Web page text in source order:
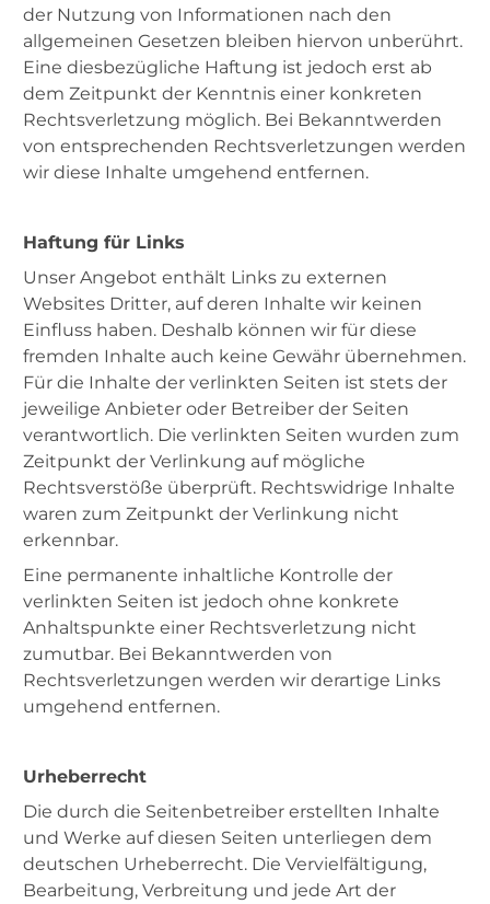
der Nutzung von Informationen nach den
allgemeinen Gesetzen bleiben hiervon unberührt.
Eine diesbezügliche Haftung ist jedoch erst ab
dem Zeitpunkt der Kenntnis einer konkreten
Rechtsverletzung möglich. Bei Bekanntwerden
von entsprechenden Rechtsverletzungen werden
wir diese Inhalte umgehend entfernen.
Haftung für Links
Unser Angebot enthält Links zu externen
Websites Dritter, auf deren Inhalte wir keinen
Einfluss haben. Deshalb können wir für diese
fremden Inhalte auch keine Gewähr übernehmen.
Für die Inhalte der verlinkten Seiten ist stets der
jeweilige Anbieter oder Betreiber der Seiten
verantwortlich. Die verlinkten Seiten wurden zum
Zeitpunkt der Verlinkung auf mögliche
Rechtsverstöße überprüft. Rechtswidrige Inhalte
waren zum Zeitpunkt der Verlinkung nicht
erkennbar.
Eine permanente inhaltliche Kontrolle der
verlinkten Seiten ist jedoch ohne konkrete
Anhaltspunkte einer Rechtsverletzung nicht
zumutbar. Bei Bekanntwerden von
Rechtsverletzungen werden wir derartige Links
umgehend entfernen.
Urheberrecht
Die durch die Seitenbetreiber erstellten Inhalte
und Werke auf diesen Seiten unterliegen dem
deutschen Urheberrecht. Die Vervielfältigung,
Bearbeitung, Verbreitung und jede Art der